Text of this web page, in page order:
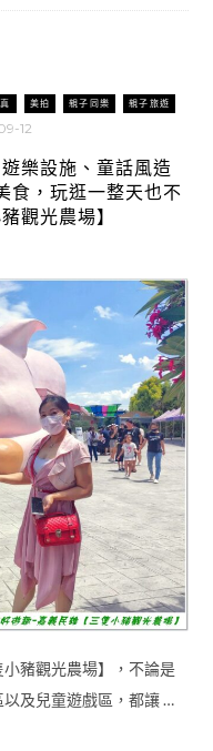
美拍 親子同樂 親子旅遊
12
樂設施、童話風造
食，玩逛一整天也不
觀光農場】
豬觀光農場】，不論是
及兒童遊戲區，都讓 …